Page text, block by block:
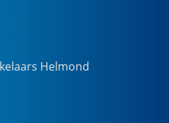
Helmond